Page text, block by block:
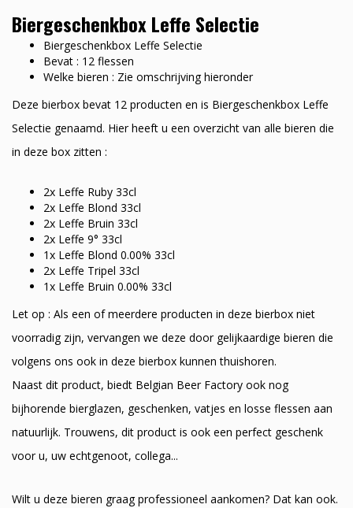
Biergeschenkbox Leffe Selectie
Biergeschenkbox Leffe Selectie
Bevat : 12 flessen
Welke bieren : Zie omschrijving hieronder
Deze bierbox bevat 12 producten en is Biergeschenkbox Leffe
Selectie genaamd. Hier heeft u een overzicht van alle bieren die
in deze box zitten :
2x Leffe Ruby 33cl
2x Leffe Blond 33cl
2x Leffe Bruin 33cl
2x Leffe 9° 33cl
1x Leffe Blond 0.00% 33cl
2x Leffe Tripel 33cl
1x Leffe Bruin 0.00% 33cl
Let op : Als een of meerdere producten in deze bierbox niet
voorradig zijn, vervangen we deze door gelijkaardige bieren die
volgens ons ook in deze bierbox kunnen thuishoren.
Naast dit product, biedt Belgian Beer Factory ook nog
bijhorende bierglazen, geschenken, vatjes en losse flessen aan
natuurlijk. Trouwens, dit product is ook een perfect geschenk
voor u, uw echtgenoot, collega...
Wilt u deze bieren graag professioneel aankomen? Dat kan ook.